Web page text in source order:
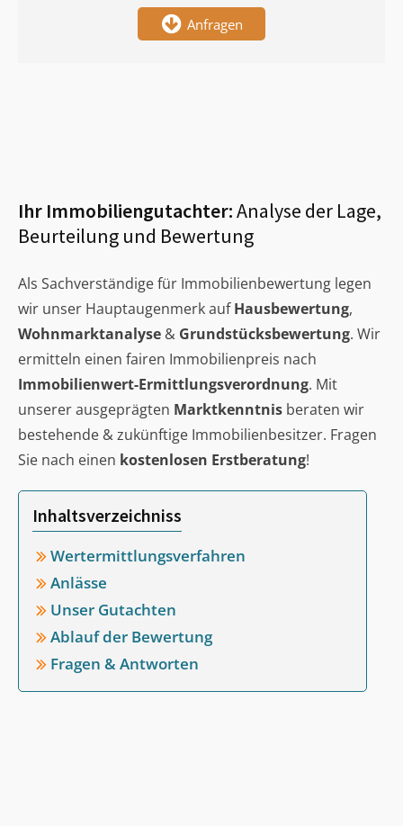
Anfragen
Ihr Immobiliengutachter:Analyse der Lage,
Beurteilung und Bewertung
Als Sachverständige für Immobilienbewertung legen
wir unser Hauptaugenmerk aufHausbewertung,
Wohnmarktanalyse & Grundstücksbewertung. Wir
ermitteln einen fairen Immobilienpreis nach
Immobilienwert-Ermittlungsverordnung. Mit
unserer ausgeprägten Marktkenntnis beraten wir
bestehende & zukünftige Immobilienbesitzer. Fragen
Sie nach einen kostenlosen Erstberatung!
Inhaltsverzeichniss
Wertermittlungsverfahren
Anlässe
Unser Gutachten
Ablauf der Bewertung
Fragen & Antworten